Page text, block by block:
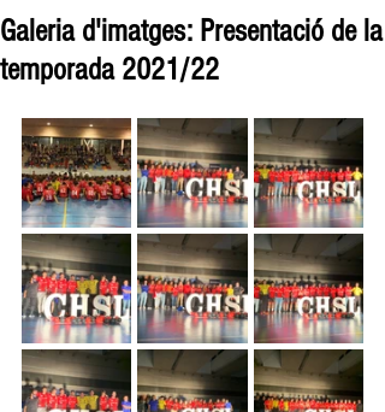
Galeria d'imatges: Presentació de la
temporada 2021/22